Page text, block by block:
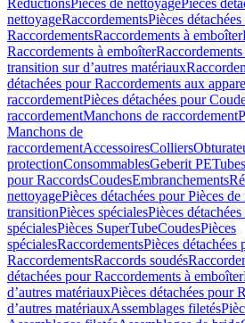
RéductionsPièces de nettoyagePièces
nettoyageRaccordementsPièces
RaccordementsRaccordements à emboîter
Raccordements à emboîter
transition sur d’autres matériaux
détachées pour Raccordements aux
raccordementPièces détachées pour
raccordementManchons de raccordement
Manchons de
raccordementAccessoiresColliers
protectionConsommablesGeberit PETubes
pour RaccordsCoudesEmbranchements
nettoyagePièces détachées pour Pièces
transitionPièces spécialesPièces
spécialesPièces SuperTubeCoudesPièces
spécialesRaccordementsPièces détachées
RaccordementsRaccords soudés
détachées pour Raccordements à emboîter
d’autres matériauxPièces détachées pour
d’autres matériauxAssemblages filetés